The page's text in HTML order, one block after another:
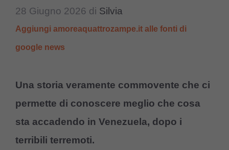
28 Giugno 2026 di Silvia
Aggiungi amoreaquattrozampe.it alle fonti di
google news
Una storia veramente commovente che ci
permette di conoscere meglio che cosa
sta accadendo in Venezuela, dopo i
terribili terremoti.